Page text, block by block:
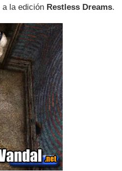
a la edición Restless Dreams.